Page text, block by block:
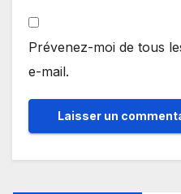
Prévenez-moi de tous
e-mail.